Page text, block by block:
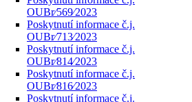
OUBr⁄569⁄2023
Poskytnutí informace č.j.
OUBr⁄713⁄2023
Poskytnutí informace č.j.
OUBr⁄814⁄2023
Poskytnutí informace č.j.
OUBr⁄816⁄2023
Poskytnutí informace č.j.